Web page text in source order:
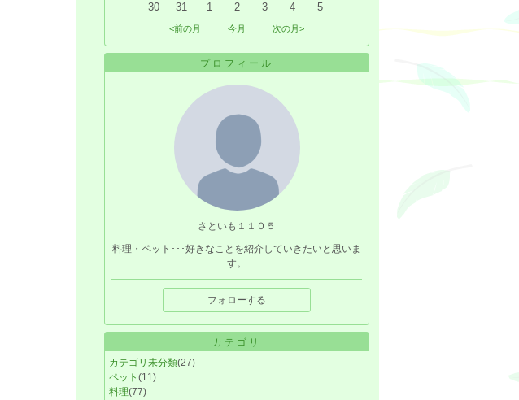
30
31 1 2 3 4 5
<前の月 今月 次の月>
プロフィール
さといも１１０５
料理・ペット･･･好きなことを紹介していきたいと思いま
す。
フォローする
カテゴリ
カテゴリ未分類(27)
ペット (11)
料理(77)